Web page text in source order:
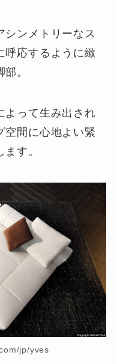
シンメトリーなス
呼応するように緻
。
よって生み出され
空間に心地よい緊
す。
jp/yves